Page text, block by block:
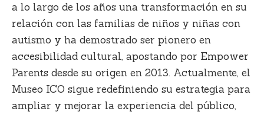
a lo largo de los años una transformación en su
relación con las familias de niños y niñas con
autismo y ha demostrado ser pionero en
accesibilidad cultural, apostando por Empower
Parents desde su origen en 2013. Actualmente, el
Museo ICO sigue redefiniendo su estrategia para
ampliar y mejorar la experiencia del público,